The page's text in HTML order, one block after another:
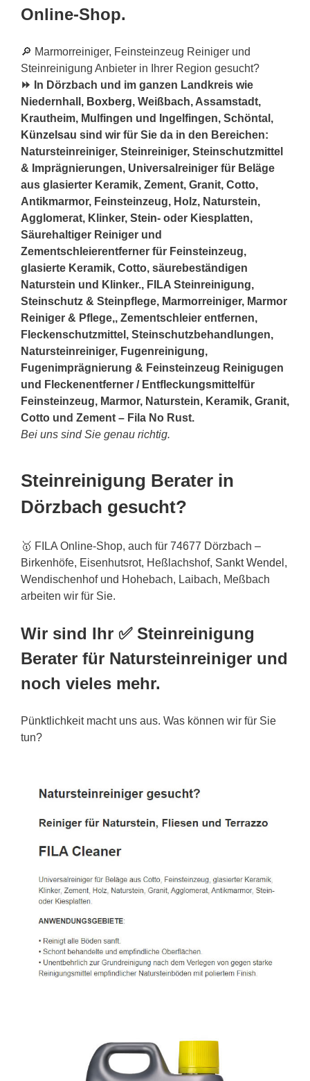
Online-Shop.
🔎 Marmorreiniger, Feinsteinzeug Reiniger und
Steinreinigung Anbieter in Ihrer Region gesucht?
⏩ In Dörzbach und im ganzen Landkreis wie
Niedernhall, Boxberg, Weißbach, Assamstadt,
Krautheim, Mulfingen und Ingelfingen, Schöntal,
Künzelsau sind wir für Sie da in den Bereichen:
Natursteinreiniger, Steinreiniger, Steinschutzmittel
& Imprägnierungen, Universalreiniger für Beläge
aus glasierter Keramik, Zement, Granit, Cotto,
Antikmarmor, Feinsteinzeug, Holz, Naturstein,
Agglomerat, Klinker, Stein- oder Kiesplatten,
Säurehaltiger Reiniger und
Zementschleierentferner für Feinsteinzeug,
glasierte Keramik, Cotto, säurebeständigen
Naturstein und Klinker., FILA Steinreinigung,
Steinschutz & Steinpflege, Marmorreiniger, Marmor
Reiniger & Pflege,, Zementschleier entfernen,
Fleckenschutzmittel, Steinschutzbehandlungen,
Natursteinreiniger, Fugenreinigung,
Fugenimprägnierung & Feinsteinzeug Reinigugen
und Fleckenentferner / Entfleckungsmittelfür
Feinsteinzeug, Marmor, Naturstein, Keramik, Granit,
Cotto und Zement – Fila No Rust.
Bei uns sind Sie genau richtig.
Steinreinigung Berater in
Dörzbach gesucht?
🥇 FILA Online-Shop, auch für 74677 Dörzbach –
Birkenhöfe, Eisenhutsrot, Heßlachshof, Sankt Wendel ,
Wendischenhof und Hohebach, Laibach, Meßbach
arbeiten wir für Sie.
Wir sind Ihr ✅ Steinreinigung
Berater für Natursteinreiniger und
noch vieles mehr.
Pünktlichkeit macht uns aus. Was können wir für Sie
tun?